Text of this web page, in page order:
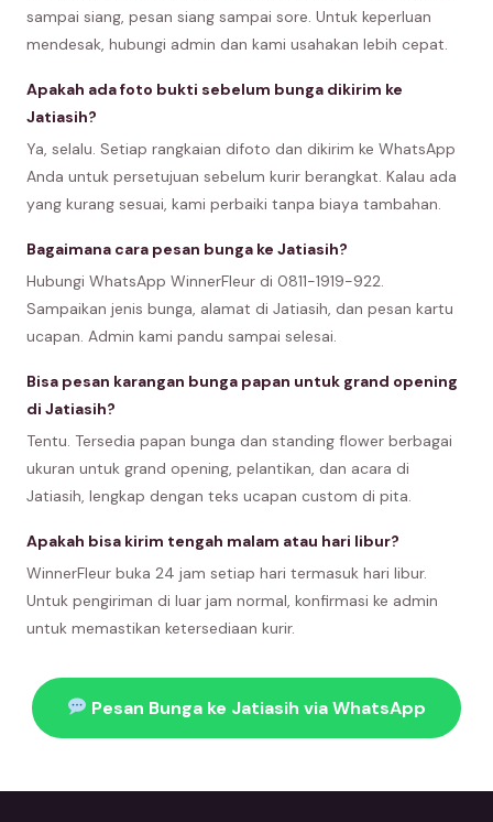
sampai siang, pesan siang sampai sore. Untuk keperluan
mendesak, hubungi admin dan kami usahakan lebih cepat.
Apakah ada foto bukti sebelum bunga dikirim ke
Jatiasih?
Ya, selalu. Setiap rangkaian difoto dan dikirim ke WhatsApp
Anda untuk persetujuan sebelum kurir berangkat. Kalau ada
yang kurang sesuai, kami perbaiki tanpa biaya tambahan.
Bagaimana cara pesan bunga ke Jatiasih?
Hubungi WhatsApp WinnerFleur di 0811-1919-922.
Sampaikan jenis bunga, alamat di Jatiasih, dan pesan kartu
ucapan. Admin kami pandu sampai selesai.
Bisa pesan karangan bunga papan untuk grand opening
di Jatiasih?
Tentu. Tersedia papan bunga dan standing flower berbagai
ukuran untuk grand opening, pelantikan, dan acara di
Jatiasih, lengkap dengan teks ucapan custom di pita.
Apakah bisa kirim tengah malam atau hari libur?
WinnerFleur buka 24 jam setiap hari termasuk hari libur.
Untuk pengiriman di luar jam normal, konfirmasi ke admin
untuk memastikan ketersediaan kurir.
Pesan Bunga ke Jatiasih via WhatsApp